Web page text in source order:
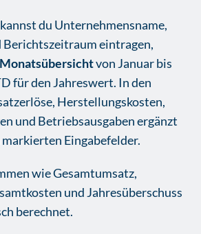
du Unternehmensname,
Berichtszeitraum eintragen,
Monatsübersichtvon Januar bis
für den Jahreswert. In den
Herstellungskosten,
und Betriebsausgaben ergänzt
Eingabefelder.
wie Gesamtumsatz,
und Jahresüberschuss
berechnet.